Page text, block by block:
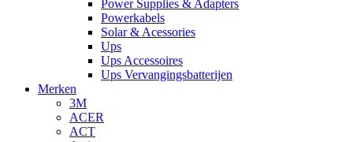
Power Supplies & Adapters
Powerkabels
Solar & Acessories
Ups
Ups Accessoires
Ups Vervangingsbatterijen
Merken
3M
ACER
ACT